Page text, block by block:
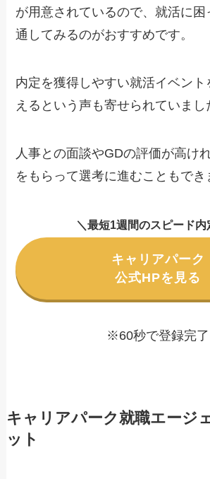
が用意されているので、就活に困
通してみるのがおすすめです。
内定を獲得しやすい就活イベント
えるという声も寄せられていまし
人事との面談やGDの評価が高け
をもらって選考に進むこともでき
＼ 最短1週間のスピード内
キャリアパーク
公式HPを見る
※60秒で登録完了
キャリアパーク就職エージ
ット